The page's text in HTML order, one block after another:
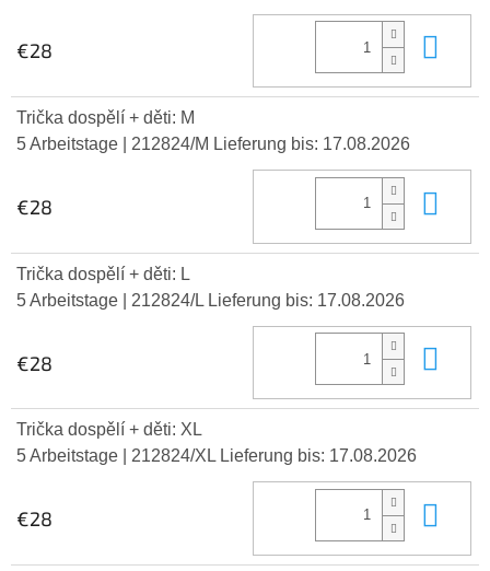
€28
Trička dospělí + děti: M
5 Arbeitstage
| 212824/M Lieferung bis: 17.08.2026
€28
Trička dospělí + děti: L
5 Arbeitstage
| 212824/L Lieferung bis: 17.08.2026
€28
Trička dospělí + děti: XL
5 Arbeitstage
| 212824/XL Lieferung bis: 17.08.2026
€28